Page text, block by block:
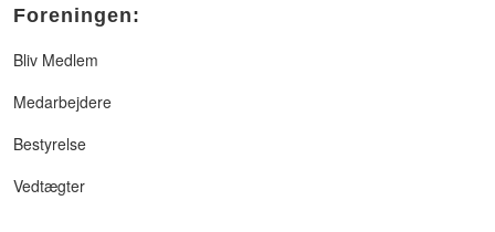
Foreningen:
Bliv Medlem
Medarbejdere
Bestyrelse
Vedtægter